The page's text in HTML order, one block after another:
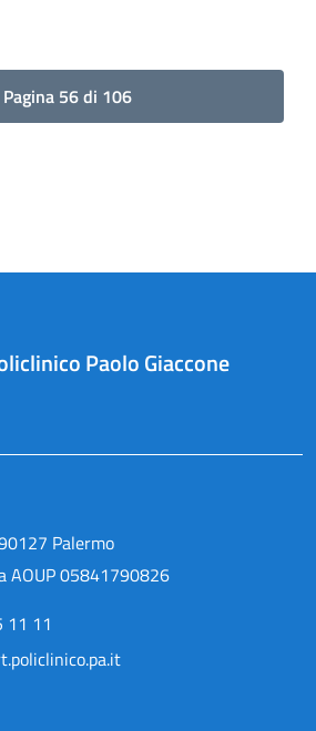
Pagina 56 di 106
Paolo Giaccone
Palermo
AOUP 05841790826
11 11